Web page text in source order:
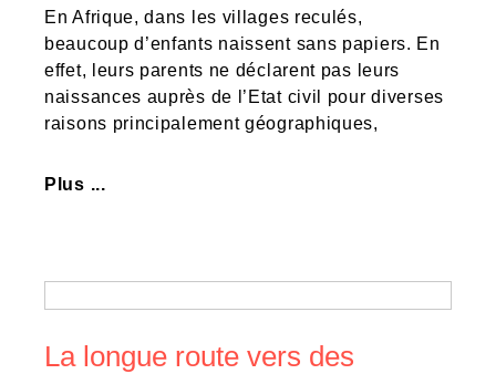
En Afrique, dans les villages reculés,
beaucoup d’enfants naissent sans papiers. En
effet, leurs parents ne déclarent pas leurs
naissances auprès de l’Etat civil pour diverses
raisons principalement géographiques,
Plus ...
La longue route vers des